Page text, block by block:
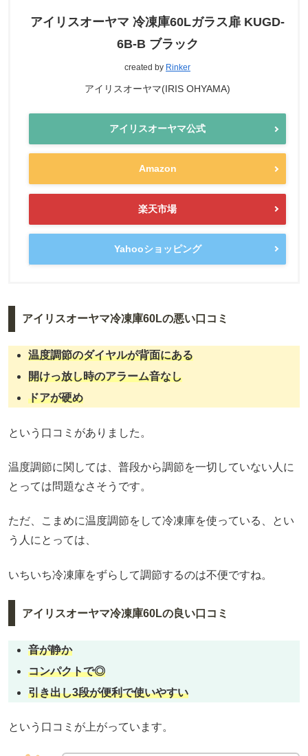
アイリスオーヤマ 冷凍庫60Lガラス扉 KUGD-
6B-B ブラック
created by Rinker
アイリスオーヤマ(IRIS OHYAMA)
アイリスオーヤマ公式
Amazon
楽天市場
Yahooショッピング
アイリスオーヤマ冷凍庫60Lの悪い口コミ
温度調節のダイヤルが背面にある
開けっ放し時のアラーム音なし
ドアが硬め
という口コミがありました。
温度調節に関しては、普段から調節を一切していない人に
とっては問題なさそうです。
ただ、こまめに温度調節をして冷凍庫を使っている、とい
う人にとっては、
いちいち冷凍庫をずらして調節するのは不便ですね。
アイリスオーヤマ冷凍庫60Lの良い口コミ
音が静か
コンパクトで◎
引き出し3段が便利で使いやすい
という口コミが上がっています。